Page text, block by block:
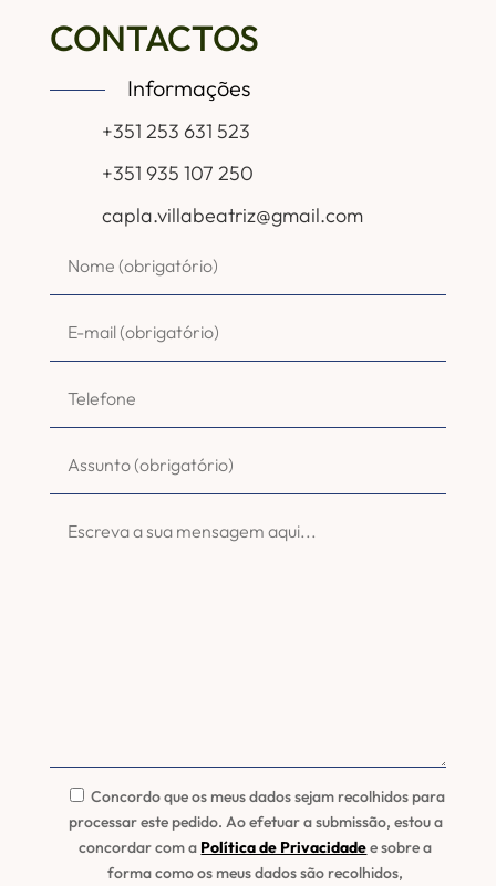
CONTACTOS
Informações
+351 253 631 523
+351 935 107 250
capla.villabeatriz@gmail.com
Concordo que os meus dados sejam recolhidos para
processar este pedido. Ao efetuar a submissão, estou a
concordar com a Política de Privacidadee sobre a
forma como os meus dados são recolhidos,